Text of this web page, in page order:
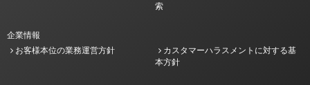
索
企業情報
お客様本位の業務運営方針
カスタマーハラスメントに対する基
本方針